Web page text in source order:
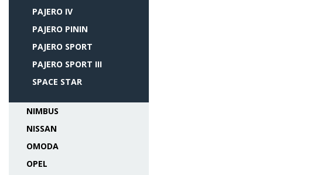
PAJERO IV
PAJERO PININ
PAJERO SPORT
PAJERO SPORT III
SPACE STAR
NIMBUS
NISSAN
OMODA
OPEL